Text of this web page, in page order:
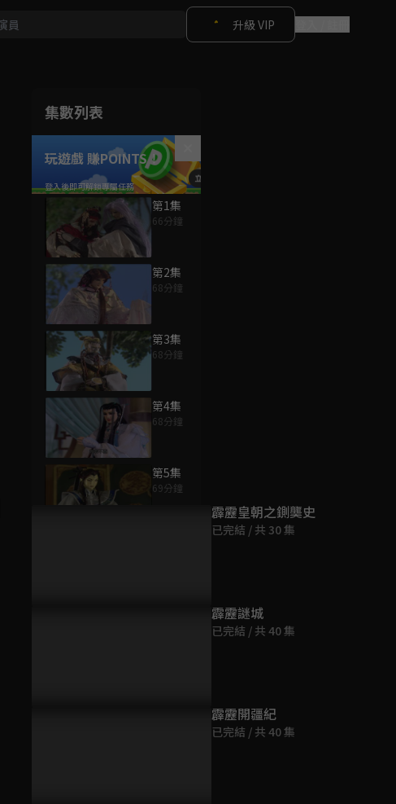
升級 VIP
集數列表
玩遊戲 賺POINTS！
第1集
66分鐘
第2集
68分鐘
第3集
68分鐘
第4集
68分鐘
第5集
69分鐘
為您推薦
霹靂皇朝之鍘龑史
已完結 / 共 30 集
霹靂謎城
已完結 / 共 40 集
霹靂開疆紀
已完結 / 共 40 集